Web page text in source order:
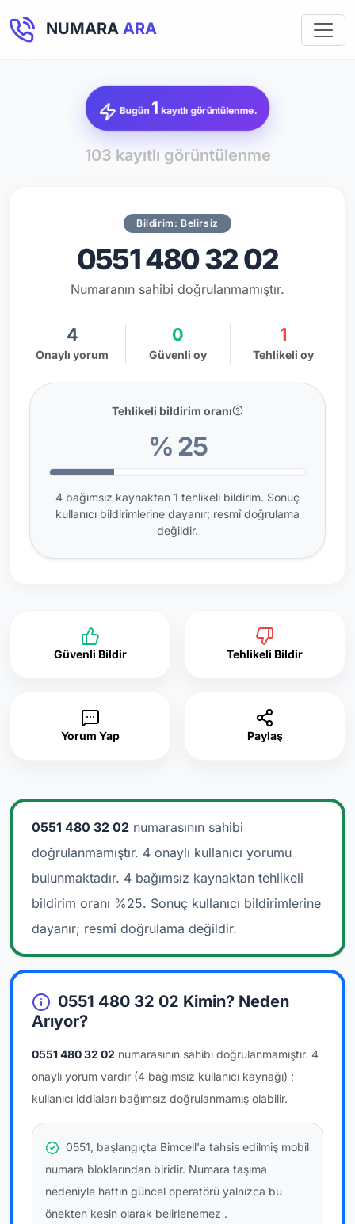
NUMARA ARA
Bugün 1 kayıtlı görüntülenme.
103 kayıtlı görüntülenme
Bildirim: Belirsiz
0551 480 32 02
Numaranın sahibi doğrulanmamıştır.
4
Onaylı yorum
0
Güvenli oy
1
Tehlikeli oy
Tehlikeli bildirim oranı
% 25
4 bağımsız kaynaktan 1 tehlikeli bildirim. Sonuç
kullanıcı bildirimlerine dayanır; resmî doğrulama
değildir.
Güvenli Bildir Tehlikeli Bildir
Yorum Yap Paylaş
0551 480 32 02 numarasının sahibi
doğrulanmamıştır. 4 onaylı kullanıcı yorumu
bulunmaktadır. 4 bağımsız kaynaktan tehlikeli
bildirim oranı %25. Sonuç kullanıcı bildirimlerine
dayanır; resmî doğrulama değildir.
0551 480 32 02 Kimin? Neden
Arıyor?
0551 480 32 02 numarasının sahibi doğrulanmamıştır. 4
onaylı yorum vardır (4 bağımsız kullanıcı kaynağı) ;
kullanıcı iddiaları bağımsız doğrulanmamış olabilir.
0551, başlangıçta Bimcell'a tahsis edilmiş mobil
numara bloklarından biridir. Numara taşıma
nedeniyle hattın güncel operatörü yalnızca bu
önekten kesin olarak belirlenemez .